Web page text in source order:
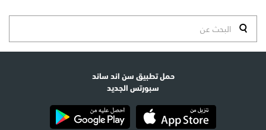
حمل تطبيق سن اند ساند
سبورتس الجديد